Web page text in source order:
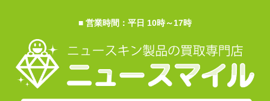
■ 営業時間：平日 10時～17時